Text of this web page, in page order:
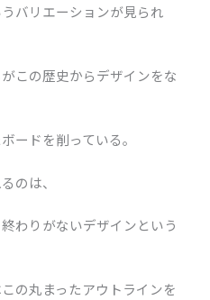
バリエーションが見られ
この歴史からデザインをな
ードを削っている。
のは、
わりがないデザインという
の丸まったアウトラインを